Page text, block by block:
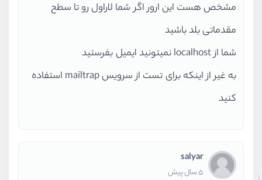
مشخص هست این ارور اگر شما لاراول رو تا سطح
مقدماتی بلد باشید
شما از localhost نمیتونید ایمیل بفرستید
به غیر از اینکه برای تست از سرویس mailtrap استفاده
کنید
salyar
5 سال پیش